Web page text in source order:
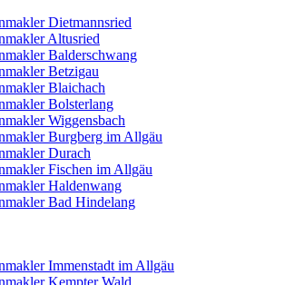
Dietmannsried
Altusried
Balderschwang
Betzigau
Blaichach
Bolsterlang
Wiggensbach
Burgberg im Allgäu
Durach
Fischen im Allgäu
Haldenwang
Bad Hindelang
Immenstadt im Allgäu